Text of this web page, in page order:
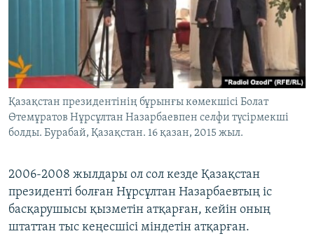
Қазақстан президентінің бұрынғы көмекшісі Болат
Өтемұратов Нұрсұлтан Назарбаевпен селфи түсірмекші
болды. Бурабай, Қазақстан. 16 қазан, 2015 жыл.
2006-2008 жылдары ол сол кезде Қазақстан
президенті болған Нұрсұлтан Назарбаевтың іс
басқарушысы қызметін атқарған, кейін оның
штаттан тыс кеңесшісі міндетін атқарған.